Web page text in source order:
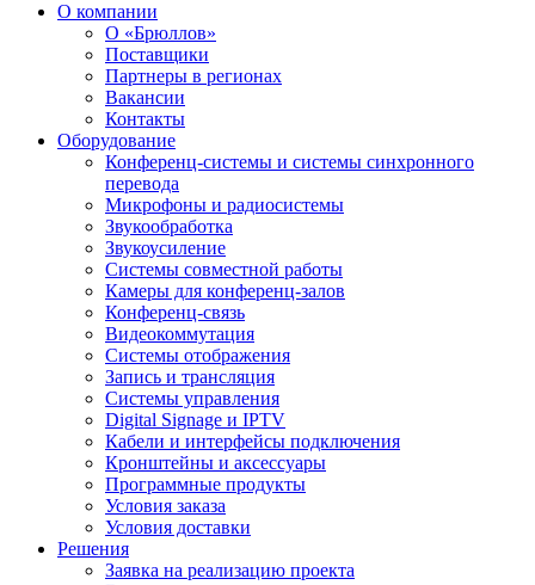
О компании
О «Брюллов»
Поставщики
Партнеры в регионах
Вакансии
Контакты
Оборудование
Конференц-системы и системы синхронного
перевода
Микрофоны и радиосистемы
Звукообработка
Звукоусиление
Системы совместной работы
Камеры для конференц-залов
Конференц-связь
Видеокоммутация
Системы отображения
Запись и трансляция
Системы управления
Digital Signage и IPTV
Кабели и интерфейсы подключения
Кронштейны и аксессуары
Программные продукты
Условия заказа
Условия доставки
Решения
Заявка на реализацию проекта